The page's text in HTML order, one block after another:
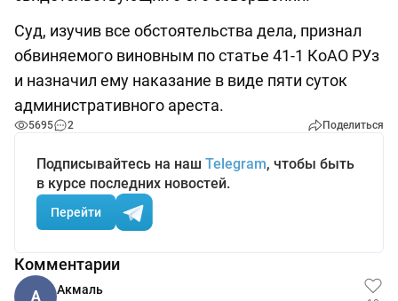
Суд, изучив все обстоятельства дела, признал
обвиняемого виновным по статье 41-1 КоАО РУз
и назначил ему наказание в виде пяти суток
административного ареста.
5695 2 Поделиться
Подписывайтесь на наш Telegram, чтобы быть
в курсе последних новостей.
Перейти
Комментарии
A Aкмаль